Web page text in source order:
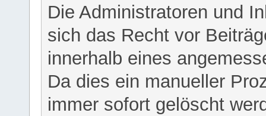
Die Administratoren und
sich das Recht vor
innerhalb eines
Da dies ein manueller
immer sofort gelöscht